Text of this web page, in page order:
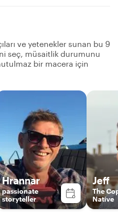
ve yetenekler sunan bu 9
seç, müsaitlik durumunu
bir macera için
Hrannar
passionate
storyteller
Jeff
The
Native